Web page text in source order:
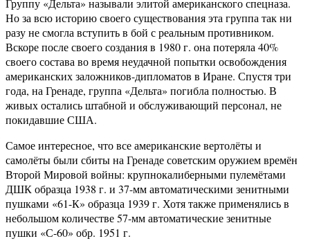
Группу «Дельта» называли элитой американского спецназа.
Но за всю историю своего существования эта группа так ни
разу не смогла вступить в бой с реальным противником.
Вскоре после своего создания в 1980 г. она потеряла 40%
своего состава во время неудачной попытки освобождения
американских заложников-дипломатов в Иране. Спустя три
года, на Гренаде, группа «Дельта» погибла полностью. В
живых остались штабной и обслуживающий персонал, не
покидавшие США.
Самое интересное, что все американские вертолёты и
самолёты были сбиты на Гренаде советским оружием времён
Второй Мировой войны: крупнокалиберными пулемётами
ДШК образца 1938 г. и 37-мм автоматическими зенитными
пушками «61-К» образца 1939 г. Хотя также применялись в
небольшом количестве 57-мм автоматические зенитные
пушки «С-60» обр. 1951 г.